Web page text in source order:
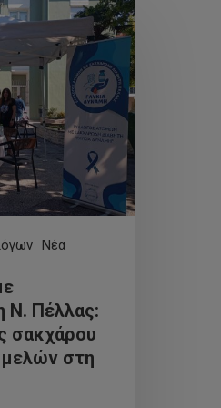
Νέα
Ν. Πέλλας:
σακχάρου
στη